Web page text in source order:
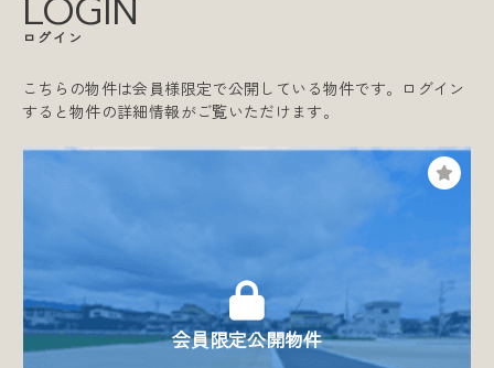
ログイン
こちらの物件は会員様限定で公開している物件です。ログイン
すると物件の詳細情報がご覧いただけます。
会員限定公開物件